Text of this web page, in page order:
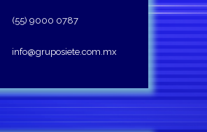
(55) 9000 0787
info@gruposiete.com.mx